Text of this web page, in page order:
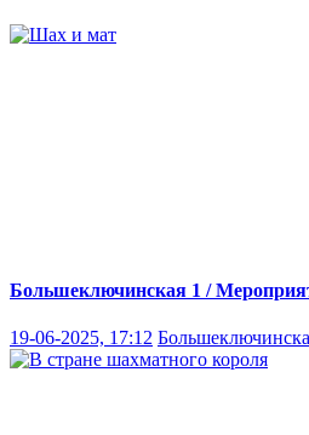
Большеключинская 1 /
19-06-2025, 17:12